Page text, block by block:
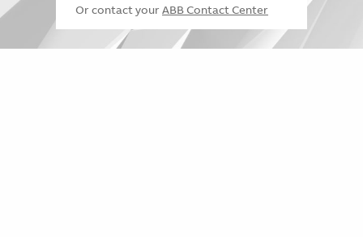
Or contact your ABB Contact Center